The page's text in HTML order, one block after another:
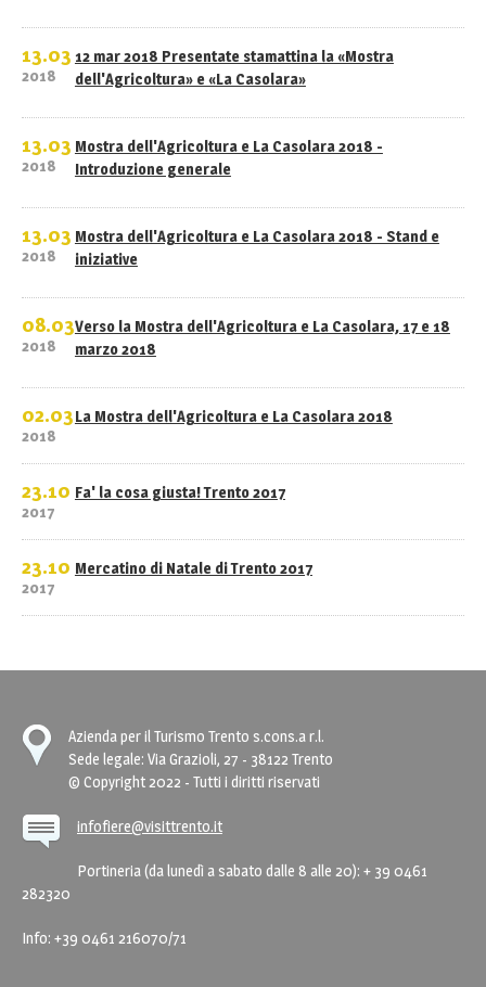
13.03
2018
12 mar 2018 Presentate stamattina la «Mostra
dell'Agricoltura» e «La Casolara»
13.03
2018
Mostra dell'Agricoltura e La Casolara 2018 -
Introduzione generale
13.03
2018
Mostra dell'Agricoltura e La Casolara 2018 - Stand e
iniziative
08.03
2018
Verso la Mostra dell'Agricoltura e La Casolara, 17 e 18
marzo 2018
02.03
2018
La Mostra dell'Agricoltura e La Casolara 2018
23.10
2017
Fa' la cosa giusta! Trento 2017
23.10
2017
Mercatino di Natale di Trento 2017
Azienda per il Turismo Trento s.cons.a r.l.
Sede legale: Via Grazioli, 27 - 38122 Trento
© Copyright 2022 - Tutti i diritti riservati
infofiere@visittrento.it
Portineria (da lunedì a sabato dalle 8 alle 20): + 39 0461
282320
Info: +39 0461 216070/71